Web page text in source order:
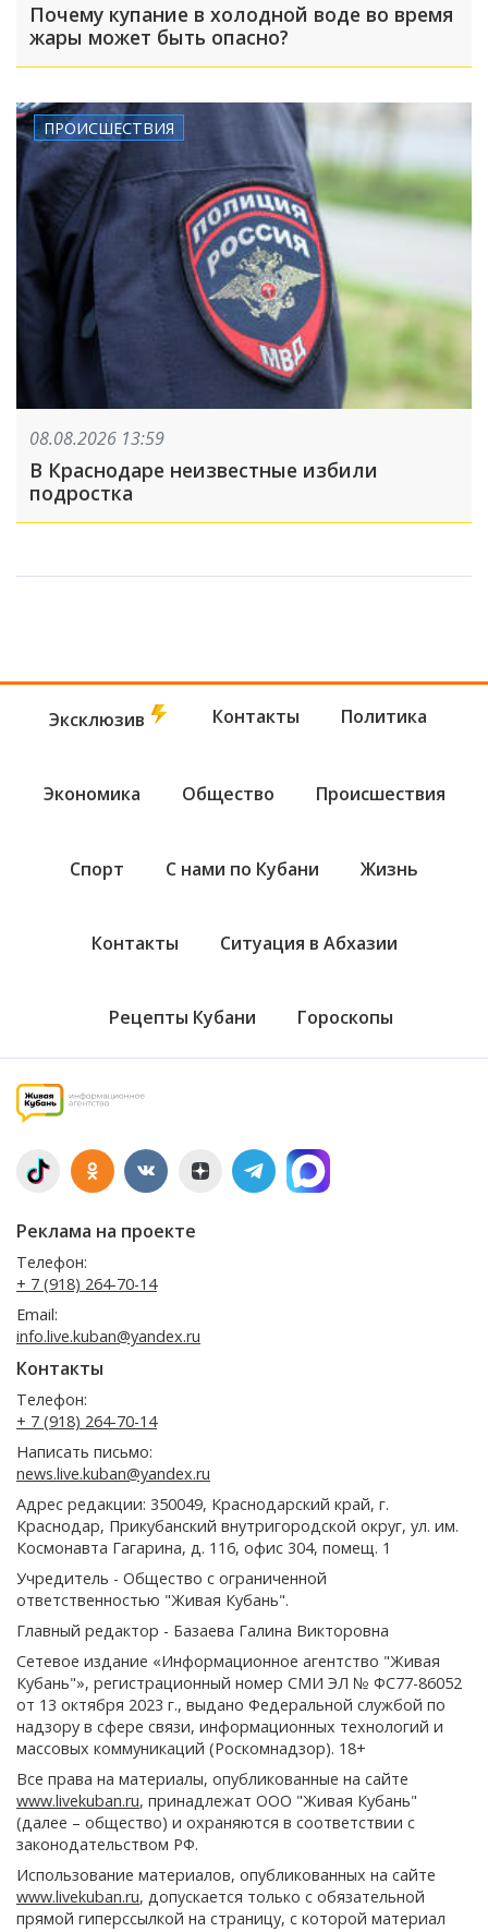
Почему купание в холодной воде во время
жары может быть опасно?
ПРОИСШЕСТВИЯ
08.08.2026 13:59
В Краснодаре неизвестные избили
подростка
Эксклюзив Контакты Политика
Экономика Общество Происшествия
Спорт С нами по Кубани Жизнь
Контакты Ситуация в Абхазии
Рецепты Кубани Гороскопы
Реклама на проекте
Телефон:
+ 7 (918) 264-70-14
Email:
info.live.kuban@yandex.ru
Контакты
Телефон:
+ 7 (918) 264-70-14
Написать письмо:
news.live.kuban@yandex.ru
Адрес редакции: 350049, Краснодарский край, г.
Краснодар, Прикубанский внутригородской округ, ул. им.
Космонавта Гагарина, д. 116, офис 304, помещ. 1
Учредитель - Общество с ограниченной
ответственностью "Живая Кубань".
Главный редактор - Базаева Галина Викторовна
Сетевое издание «Информационное агентство "Живая
Кубань"», регистрационный номер СМИ ЭЛ № ФС77-86052
от 13 октября 2023 г., выдано Федеральной службой по
надзору в сфере связи, информационных технологий и
массовых коммуникаций (Роскомнадзор). 18+
Все права на материалы, опубликованные на сайте
www.livekuban.ru, принадлежат ООО "Живая Кубань"
(далее – общество) и охраняются в соответствии с
законодательством РФ.
Использование материалов, опубликованных на сайте
www.livekuban.ru, допускается только с обязательной
прямой гиперссылкой на страницу, с которой материал